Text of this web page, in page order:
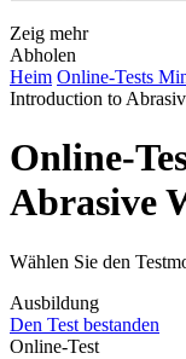
Zeig mehr
Abholen
Heim Online-Tests
Introduction to
Online-
Abrasive
Wählen Sie den
Ausbildung
Den Test bestanden
Online-Test